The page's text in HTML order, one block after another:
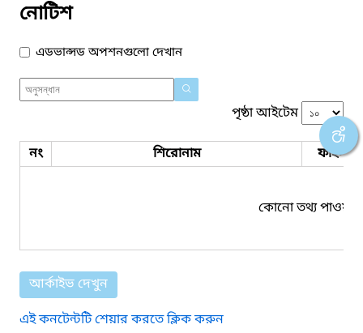
নোটিশ
এডভান্সড অপশনগুলো দেখান
পৃষ্ঠা আইটেম
নং শিরোনাম ফাইল
কোনো তথ্য পাওয়া
আর্কাইভ দেখুন
এই কনটেন্টটি শেয়ার করতে ক্লিক করুন